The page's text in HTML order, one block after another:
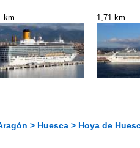
km 1,71 km
> Huesca > Hoya de